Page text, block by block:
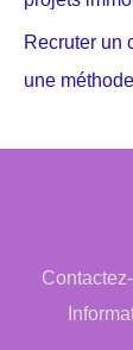
Recruter un
une